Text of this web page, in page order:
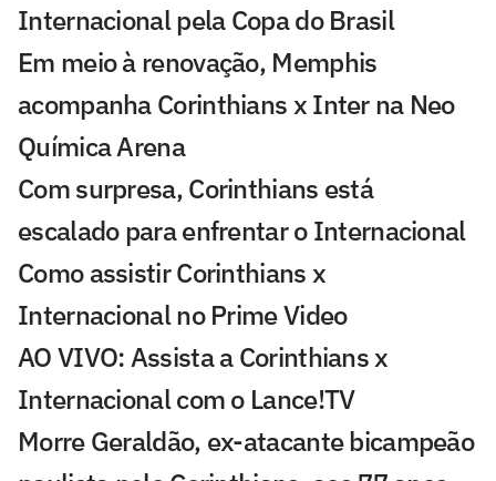
Internacional pela Copa do Brasil
Em meio à renovação, Memphis
acompanha Corinthians x Inter na Neo
Química Arena
Com surpresa, Corinthians está
escalado para enfrentar o Internacional
Como assistir Corinthians x
Internacional no Prime Video
AO VIVO: Assista a Corinthians x
Internacional com o Lance!TV
Morre Geraldão, ex-atacante bicampeão